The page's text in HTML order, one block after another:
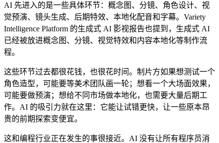
AI 先进入的是一些具体环节：概念图、分镜、角色设计、视
觉预演、镜头生成、后期特效、本地化配音和字幕。Variety
Intelligence Platform 的生成式 AI 影视报告也提到，生成式 AI
已经被放进概念图、分镜、视觉特效和内容本地化等制作流
程。
这些环节过去都很花钱，也很花时间。制片方如果想测试一个
角色造型，可能要等美术团队画一轮；想看一个大场面效果，
可能要做预演；想给不同市场做本地化，也需要大量后期工
作。AI 的吸引力就在这里：它能让试错更快，让一些原本昂
贵的前期探索变便宜。
这和编程行业正在发生的事很接近。AI 没有让所有程序员消